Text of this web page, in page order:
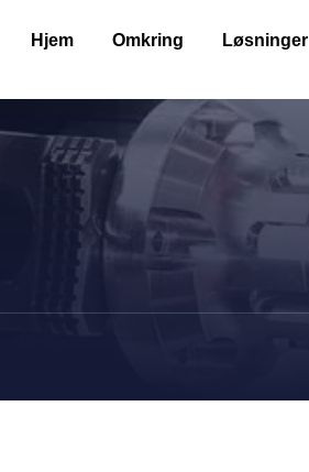
Hjem Omkring Løsninger